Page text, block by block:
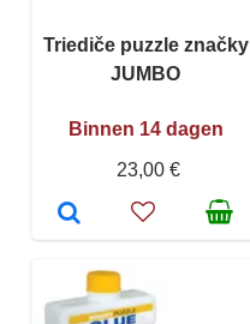
Triediče puzzle značky
JUMBO
Binnen 14 dagen
23,00 €